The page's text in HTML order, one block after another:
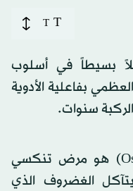
T
T
بسيطاً في أسلوب
بفاعلية الأدوية
سنوات.
(Osteoarthritis) هو مرض تنكسي
الغضروف الذي